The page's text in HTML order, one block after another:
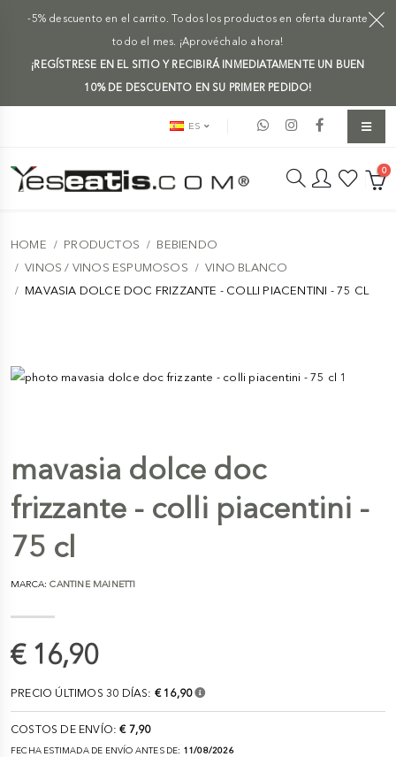
-5% descuento en el carrito. Todos los productos en oferta durante
todo el mes. ¡Aprovéchalo ahora!
¡REGÍSTRESE EN EL SITIO Y RECIBIRÁ INMEDIATAMENTE UN BUEN
10% DE DESCUENTO EN SU PRIMER PEDIDO!
ES
0
HOME PRODUCTOS
BEBIENDO
VINOS / VINOS ESPUMOSOS
VINO BLANCO
MAVASIA DOLCE DOC FRIZZANTE - COLLI PIACENTINI - 75 CL
mavasia dolce doc
frizzante - colli piacentini -
75 cl
MARCA:CANTINE MAINETTI
€ 16,90
PRECIO ÚLTIMOS 30 DÍAS: € 16,90
COSTOS DE ENVÍO:€ 7,90
FECHA ESTIMADA DE ENVÍO ANTES DE: 11/08/2026